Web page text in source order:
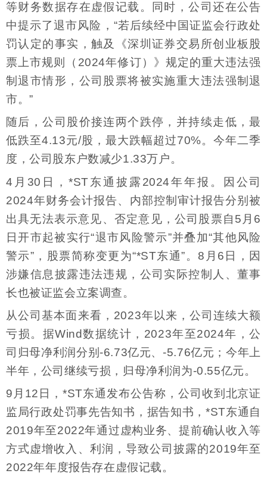
等财务数据存在虚假记载。同时，公司还在公告
中提示了退市风险，“若后续经中国证监会行政处
罚认定的事实，触及《深圳证券交易所创业板股
票上市规则（2024年修订）》规定的重大违法强
制退市情形，公司股票将被实施重大违法强制退
市。”
随后，公司股价接连两个跌停，并持续走低，最
低跌至4.13元/股，最大跌幅超过70%。今年二季
度，公司股东户数减少1.33万户。
4月30日，*ST东通披露2024年年报。因公司
2024年财务会计报告、内部控制审计报告分别被
出具无法表示意见、否定意见，公司股票自5月6
日开市起被实行“退市风险警示”并叠加“其他风险
警示”，股票简称变更为“*ST东通”。8月6日，因
涉嫌信息披露违法违规，公司实际控制人、董事
长也被证监会立案调查。
从公司基本面来看，2023年以来，公司连续大额
亏损。据Wind数据统计，2023年至2024年，公
司归母净利润分别-6.73亿元、-5.76亿元；今年上
半年，公司继续亏损，归母净利润为-0.55亿元。
9月12日，*ST东通发布公告称，公司收到北京证
监局行政处罚事先告知书，据告知书，*ST东通自
2019年至2022年通过虚构业务、提前确认收入等
方式虚增收入、利润，导致公司披露的2019年至
2022年年度报告存在虚假记载。